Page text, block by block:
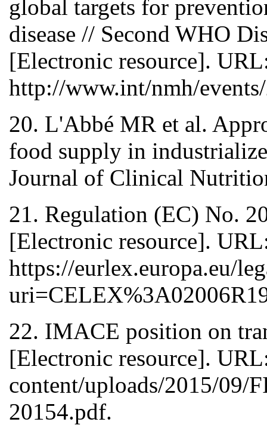
global targets for
disease // Second WHO
[Electronic resource].
http://www.int/nmh/
20. L'Abbé MR et al.
food supply in
Journal of Clinical
21. Regulation (EC) No.
[Electronic resource].
https://eurlex.europa.eu/
22. IMACE position on
[Electronic resource].
content/uploads/2015/
20154.pdf.